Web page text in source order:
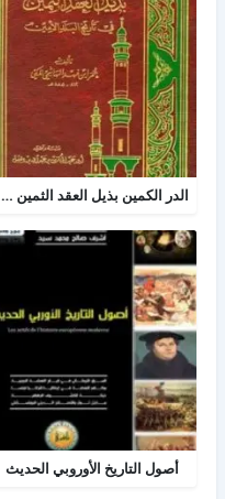
الدر الكمين بذيل العقد الثمين في تاريخ البلد الأمين
أصول التاريخ الأوروبي الحديث